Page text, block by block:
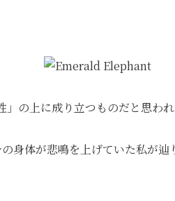
の上に成り立つものだと思わ
身体が悲鳴を上げていた私が